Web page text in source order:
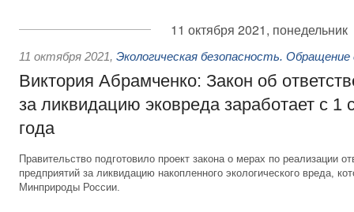
11 октября 2021, понедельник
11 октября 2021, Экологическая безопасность.
Виктория Абрамченко: Закон об
за ликвидацию эковреда заработает с 1
года
Правительство подготовило проект закона о мерах по реализации
предприятий за ликвидацию накопленного экологического вреда,
Минприроды России.